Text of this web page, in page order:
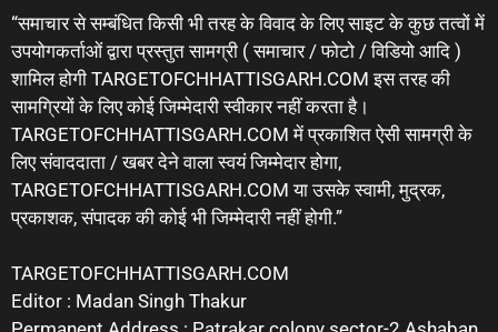
“समाचार से सम्बंधित किसी भी तरह के विवाद के लिए साइट के कुछ तत्वों में
उपयोगकर्ताओं द्वारा प्रस्तुत सामग्री ( समाचार / फोटो / विडियो आदि )
शामिल होगी TARGETOFCHHATTISGARH.COM इस तरह की
सामग्रियों के लिए कोई जिम्मेदारी स्वीकार नहीं करता है।
TARGETOFCHHATTISGARH.COM में प्रकाशित ऐसी सामग्री के
लिए संवाददाता / खबर देने वाला स्वयं जिम्मेदार होगा,
TARGETOFCHHATTISGARH.COM या उसके स्वामी, मुद्रक,
प्रकाशक, संपादक की कोई भी जिम्मेदारी नहीं होगी.”
TARGETOFCHHATTISGARH.COM
Editor : Madan Singh Thakur